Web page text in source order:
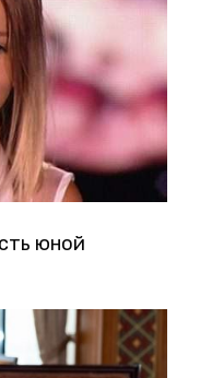
юной